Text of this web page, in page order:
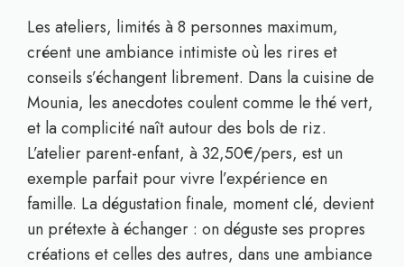
Les ateliers, limités à 8 personnes maximum,
créent une ambiance intimiste où les rires et
conseils s’échangent librement. Dans la cuisine de
Mounia, les anecdotes coulent comme le thé vert,
et la complicité naît autour des bols de riz.
L’atelier parent-enfant, à 32,50€/pers, est un
exemple parfait pour vivre l’expérience en
famille. La dégustation finale, moment clé, devient
un prétexte à échanger : on déguste ses propres
créations et celles des autres, dans une ambiance